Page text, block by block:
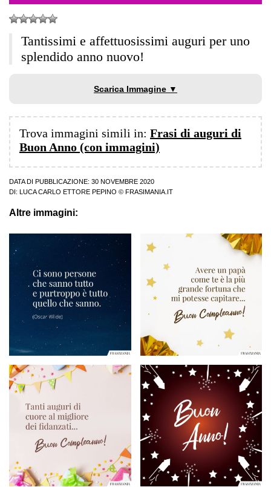
Tantissimi e affettuosissimi auguri per uno
splendido anno nuovo!
Scarica Immagine ▼
Trova immagini simili in: Frasi di auguri di
Buon Anno (con immagini)
DATA DI PUBBLICAZIONE: 30 NOVEMBRE 2020
DI:
LUCA CARLO ETTORE PEPINO © FRASIMANIA.IT
Altre immagini: